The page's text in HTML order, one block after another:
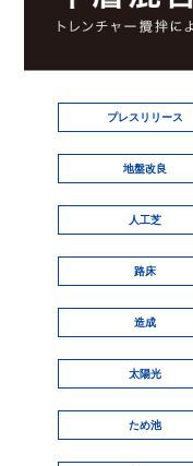
プレスリリース
地盤改良
人工芝
路床
造成
太陽光
ため池